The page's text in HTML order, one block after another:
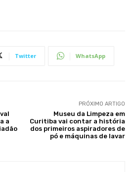
Twitter WhatsApp
a
PRÓXIMO ARTIGO
Museu da Limpeza em
Curitiba vai contar a história
dos primeiros aspiradores de
pó e máquinas de lavar